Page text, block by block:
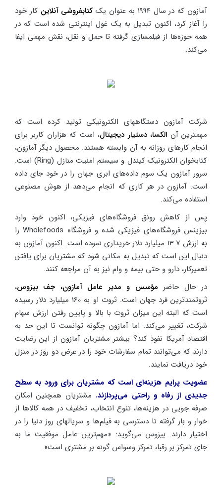
آمازون که در سال 1994 به عنوان یک
کتابفروشی آنلاینکار خود
را آغاز کرد، اکنون تبدیل به یک غول اینترنتی شده است که در
همه حوزه‌ها از فیلمسازی گرفته تا حمل و نقل، نقش مهمی ایفا
می‌کند.
شرکت آمازون دستگاههای الکترونیکی تولید کرده است که
مهمترین آن الکسا، دستیار دیجیتال، است که هزاران کاربر برای
انجام کارهای روزانه به آن وابسته هستند. محصول دیگر آمازون،
کتابخوان الکترونیک کیندل و سیستم امنیت منازل (Ring) است.
سرور آمازون یک سوم داده‌های ابری جهان را در خود جای داده
است. آمازون در هر کاری که انجام می‌دهد از هوش مصنوعی
استفاده می‌کند.
پس از کاهش رونق فروشگاه‌های فیزیکی، اکنون خود وارد
بیزینس فروشگاه‌های فیزیکی شده و فروشگاه Wholefoods را
به ارزش 13.7 میلیارد دلار خریداری نموده است. اکنون آمازون به
دنبال این است که تبدیل به مکانی شود که مشتریان برای یافتن
تعمیرکار، دارو و حتی بیمه و وام نیز به آن مراجعه کنند.
در حال حاضر مؤسس و مدیر عامل آمازون، جف بیزوس،
ثروتمندترین فرد جهان است. ثروت او به 160 میلیارد دلار رسیده
است که البته این میزان ثروت با بالا و پایین رفتن ارزش سهام
شرکت، تغییر می‌کند. اما آمازون چگونه توانست تا این حد به
اقتصاد آمریکا نفوذ کند؟ بیشتر مشتریان آمازون از این رضایت
دارند که می‌توانند تمام سفارشات خود را در عرض دو روز در منزل
خود دریافت نمایند.
عضویت پرایم هزینه‌ای است که مشتریان برای ورود به سطح
جدیدی از رفاه و راحتی می‌پردازند. مشتریان همچنین امکان
صرفه جویی در هزینه‌ها، تنوع انتخاب، تخفیف در همه کالاها از
خوار و بار گرفته تا دسترسی به فیلم‌ها و سریالهای روز دنیا را در
اختیار دارند. بیزوس می‌گوید: «مهم‌ترین عامل موفقیت ما به
جای تمرکز بر رقبا، تمرکز وسواس گونه بر مشتری است».